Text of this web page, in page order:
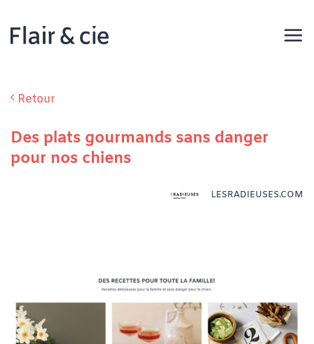
contenu
Retour
Des plats gourmands sans danger
pour nos chiens
LESRADIEUSES.COM